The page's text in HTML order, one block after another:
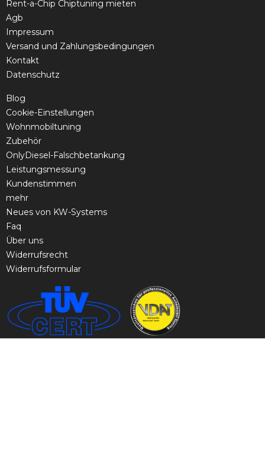
Rent-a-Chip Chiptuning mieten
Agb
Impressum
Versand und Zahlungsbedingungen
Kontakt
Datenschutz
Blog
Cookie-Einstellungen
Wohnmobiltuning
Zubehör
OnlyDiesel-Falschbetankung
Leistungsmessung
Kundenstimmen
mehr
Neues von KW-Systems
Faq
Über uns
Widerrufsrecht
Widerrufsformular